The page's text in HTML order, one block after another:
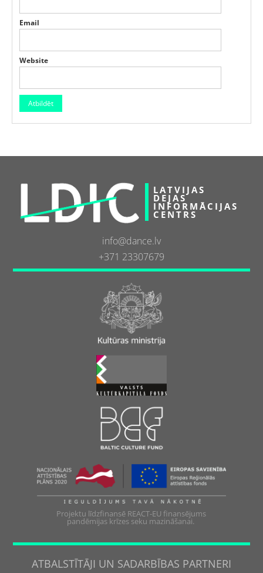
Email
Website
LATVIJAS
DEJAS
INFORMĀCIJAS
CENTRS
info@dance.lv
+371 23307679
Projektu līdzfinansē REACT-EU finansējums
pandēmijas krīzes seku mazināšanai.
ATBALSTĪTĀJI UN SADARBĪBAS PARTNERI